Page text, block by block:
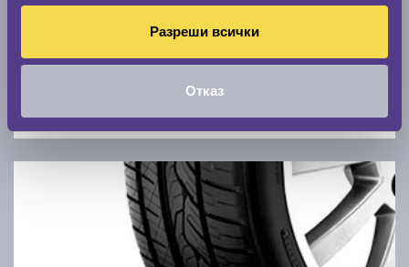
Разреши всички
Отказ